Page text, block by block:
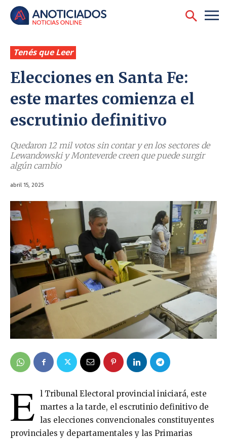
Tenés que Leer
Elecciones en Santa Fe:
este martes comienza el
escrutinio definitivo
Quedaron 12 mil votos sin contar y en los sectores de
Lewandowski y Monteverde creen que puede surgir
algún cambio
abril 15, 2025
E l Tribunal Electoral provincial iniciará, este
martes a la tarde, el escrutinio definitivo de
las elecciones convencionales constituyentes
provinciales y departamentales y las Primarias